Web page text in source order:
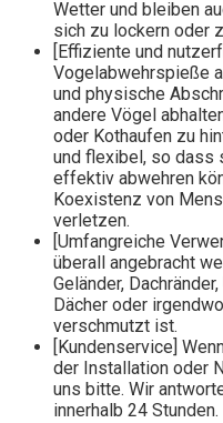
Wetter und bleiben
sich zu lockern oder
[Effiziente und
Vogelabwehrspieße
und physische
andere Vögel
oder Kothaufen zu
und flexibel, so dass
effektiv abwehren
Koexistenz von
verletzen.
[Umfangreiche
überall angebracht
Geländer,
Dächer oder
verschmutzt ist.
[Kundenservice]
der Installation oder
uns bitte. Wir
innerhalb 24 Stunden.